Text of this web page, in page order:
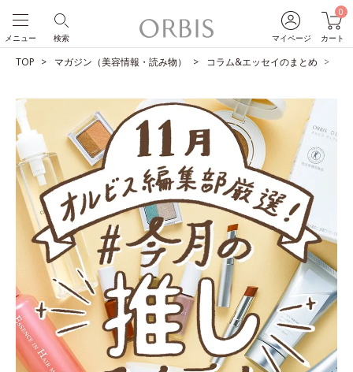
マイページ
0
カート
検索
メニュー
TOP マガジン（美容情報・読み物） コラム&エッセイのまとめ